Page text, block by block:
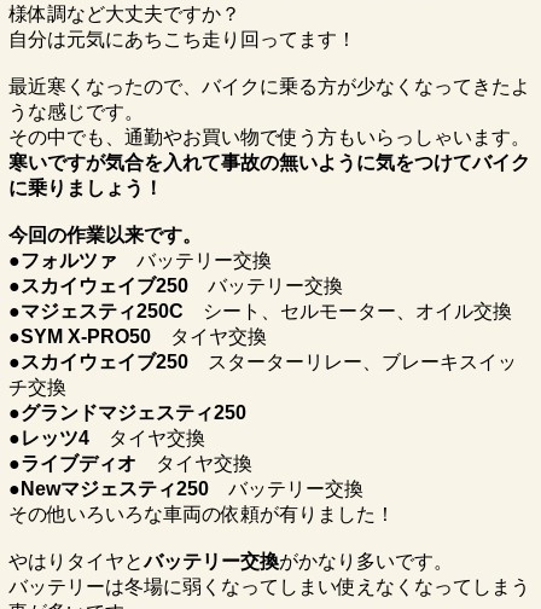
様体調など大丈夫ですか？
自分は元気にあちこち走り回ってます！
最近寒くなったので、バイクに乗る方が少なくなってきたよ
うな感じです。
その中でも、通勤やお買い物で使う方もいらっしゃいます。
寒いですが気合を入れて事故の無いように気をつけてバイク
に乗りましょう！
今回の作業以来です。
●フォルツァ バッテリー交換
●スカイウェイブ250 バッテリー交換
●マジェスティ250C
シート、セルモーター、オイル交換
●SYM X-PRO50
タイヤ交換
●スカイウェイブ250
スターターリレー、ブレーキスイッ
チ交換
●グランドマジェスティ250
●レッツ4
タイヤ交換
●ライブディオ
タイヤ交換
●Newマジェスティ250バッテリー交換
その他いろいろな車両の依頼が有りました！
やはりタイヤとバッテリー交換がかなり多いです。
バッテリーは冬場に弱くなってしまい使えなくなってしまう